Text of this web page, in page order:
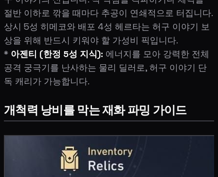
절반 이하로 깎을 때마다 추공이 연쇄적으로 터집니다.
상시 5성 히메코와 배포 4성 헤르타는 허구 이야기 보
상을 위해 반드시 키워야 할 가성비 픽입니다.
* 아젠티 (한정 5성 지식): 에너지를 모아 강력한 전체
공격 궁극기를 난사하는 물리 딜러로, 허구 이야기 단
독 캐리가 가능합니다.
개척력 낭비를 막는 재화 파밍 가이드